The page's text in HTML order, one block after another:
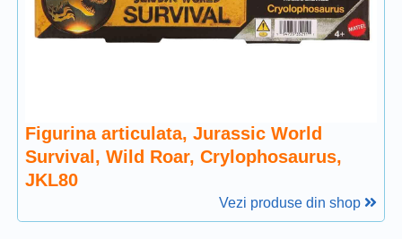
Figurina articulata, Jurassic World
Survival, Wild Roar, Crylophosaurus,
JKL80
Vezi produse din shop